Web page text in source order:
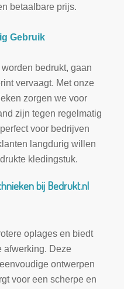
betaalbare prijs.
Gebruik
bedrukt, gaan
vervaagt. Met onze
zorgen we voor
zijn tegen regelmatig
voor bedrijven
langdurig willen
kledingstuk.
bij Bedrukt.nl
oplages en biedt
afwerking. Deze
ontwerpen
voor een scherpe en